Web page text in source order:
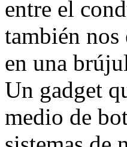
entre el
también nos
en una
Un gadget
medio de